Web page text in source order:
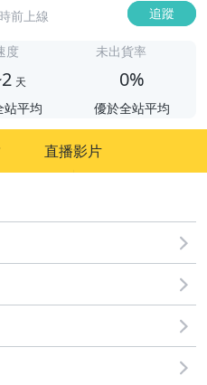
前上線 追蹤
度
天
站平均
未出貨率
0%
優於全站平均
直播影片